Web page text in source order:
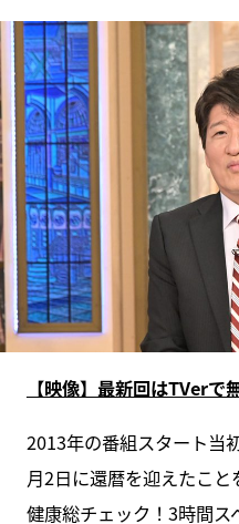
【映像】最新回はTVerで
2013年の番組スタート当
月2日に還暦を迎えたこ
健康総チェック！3時間ス